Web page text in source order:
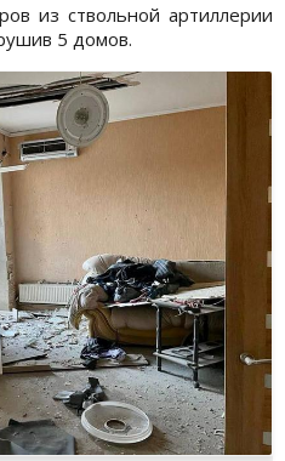
из ствольной артиллерии
5 домов.